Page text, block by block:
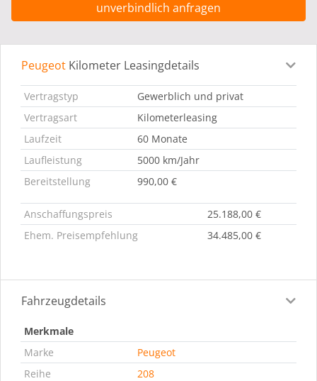
unverbindlich anfragen
Leasingdetails Fahrzeugdetails
Peugeot Kilometer Leasingdetails
Vertragstyp
Gewerblich und privat
Vertragsart
Kilometerleasing
Laufzeit
60 Monate
Laufleistung
5000 km/Jahr
Bereitstellung
990,00 €
Anschaffungspreis
25.188,00 €
Ehem. Preisempfehlung
34.485,00 €
Fahrzeugdetails
Merkmale
Marke
Peugeot
Reihe
208